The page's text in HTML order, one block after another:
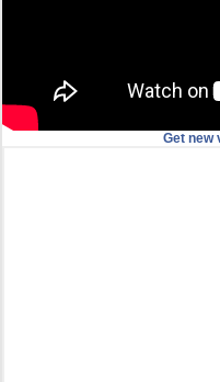
Get new